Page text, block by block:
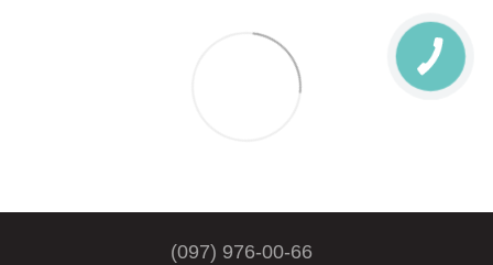
(097) 976-00-66